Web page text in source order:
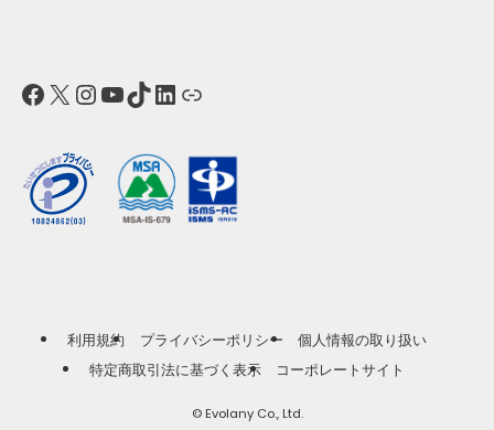
Facebook
X Instagram
YouTube
TikTok
LinkedIn
リンク
利用規約 プライバシーポリシー
個人情報の取り扱い
特定商取引法に基づく表示
コーポレートサイト
©Evolany Co., Ltd.